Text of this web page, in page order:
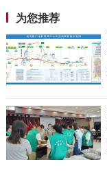
为您推荐